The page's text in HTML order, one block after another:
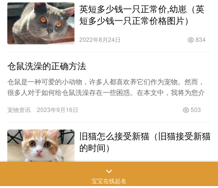
英短多少钱一只正常价,幼崽（英
短多少钱一只正常价格图片）
2022年8月24日 834
仓鼠洗澡的正确方法
仓鼠是一种可爱的小动物，许多人都喜欢养它们作为宠物。然而，
很多人对于如何给仓鼠洗澡存在一些困惑。在本文中，我将为您介
要了…
宠物资讯 2023年9月16日 503
旧猫怎么接受新猫（旧猫接受新猫
的时间）
宝宝在线起名